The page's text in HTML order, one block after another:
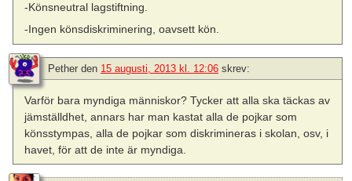
-Könsneutral lagstiftning.
-Ingen könsdiskriminering, oavsett kön.
Pether den 15 augusti, 2013 kl. 12:06 skrev:
Varför bara myndiga människor? Tycker att alla ska täckas av
jämställdhet, annars har man kastat alla de pojkar som
könsstympas, alla de pojkar som diskrimineras i skolan, osv, i
havet, för att de inte är myndiga.